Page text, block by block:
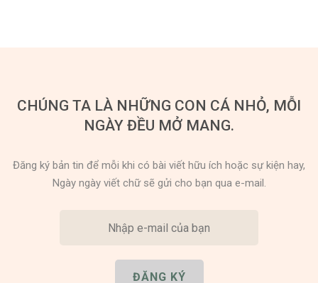
CHÚNG TA LÀ NHỮNG CON CÁ NHỎ, MỖI
NGÀY ĐỀU MỞ MANG.
Đăng ký bản tin để mỗi khi có bài viết hữu ích hoặc sự kiện hay,
Ngày ngày viết chữ sẽ gửi cho bạn qua e-mail.